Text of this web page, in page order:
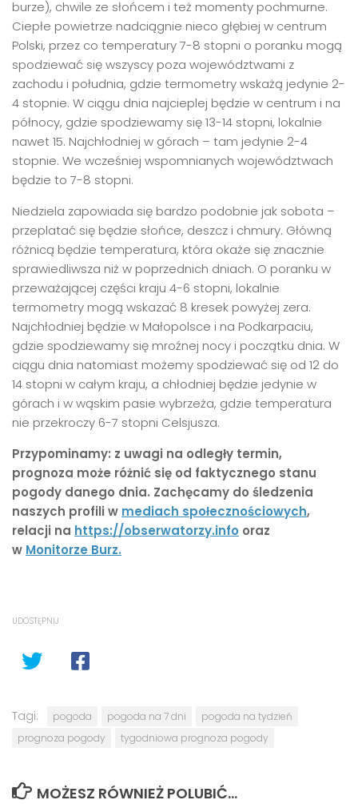
burze), chwile ze słońcem i też momenty pochmurne.
Ciepłe powietrze nadciągnie nieco głębiej w centrum
Polski, przez co temperatury 7-8 stopni o poranku mogą
spodziewać się wszyscy poza województwami z
zachodu i południa, gdzie termometry wskażą jedynie 2-
4 stopnie. W ciągu dnia najcieplej będzie w centrum i na
północy, gdzie spodziewamy się 13-14 stopni, lokalnie
nawet 15. Najchłodniej w górach – tam jedynie 2-4
stopnie. We wcześniej wspomnianych województwach
będzie to 7-8 stopni.
Niedziela zapowiada się bardzo podobnie jak sobota –
przeplatać się będzie słońce, deszcz i chmury. Główną
różnicą będzie temperatura, która okaże się znacznie
sprawiedliwsza niż w poprzednich dniach. O poranku w
przeważającej części kraju 4-6 stopni, lokalnie
termometry mogą wskazać 8 kresek powyżej zera.
Najchłodniej będzie w Małopolsce i na Podkarpaciu,
gdzie spodziewamy się mroźnej nocy i początku dnia. W
ciągu dnia natomiast możemy spodziewać się od 12 do
14 stopni w całym kraju, a chłodniej będzie jedynie w
górach i w wąskim pasie wybrzeża, gdzie temperatura
nie przekroczy 6-7 stopni Celsjusza.
Przypominamy: z uwagi na odległy termin,
prognoza może różnić się od faktycznego stanu
pogody danego dnia. Zachęcamy do śledzenia
naszych profili w mediach społecznościowych,
relacji na https://obserwatorzy.info oraz
w Monitorze Burz.
UDOSTĘPNIJ
Tagi: pogoda pogoda na 7 dni
pogoda na tydzień
prognoza pogody
tygodniowa prognoza pogody
MOŻESZ RÓWNIEŻ POLUBIĆ…